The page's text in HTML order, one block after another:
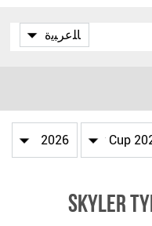
Skyler